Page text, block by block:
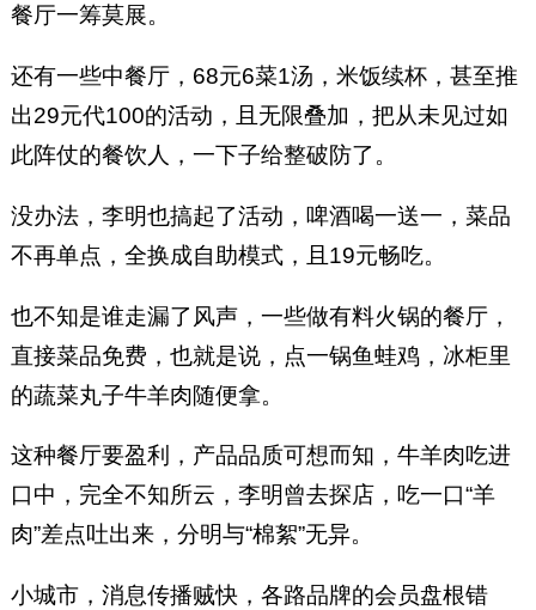
餐厅一筹莫展。
还有一些中餐厅，68元6菜1汤，米饭续杯，甚至推
出29元代100的活动，且无限叠加，把从未见过如
此阵仗的餐饮人，一下子给整破防了。
没办法，李明也搞起了活动，啤酒喝一送一，菜品
不再单点，全换成自助模式，且19元畅吃。
也不知是谁走漏了风声，一些做有料火锅的餐厅，
直接菜品免费，也就是说，点一锅鱼蛙鸡，冰柜里
的蔬菜丸子牛羊肉随便拿。
这种餐厅要盈利，产品品质可想而知，牛羊肉吃进
口中，完全不知所云，李明曾去探店，吃一口“羊
肉”差点吐出来，分明与“棉絮”无异。
小城市，消息传播贼快，各路品牌的会员盘根错